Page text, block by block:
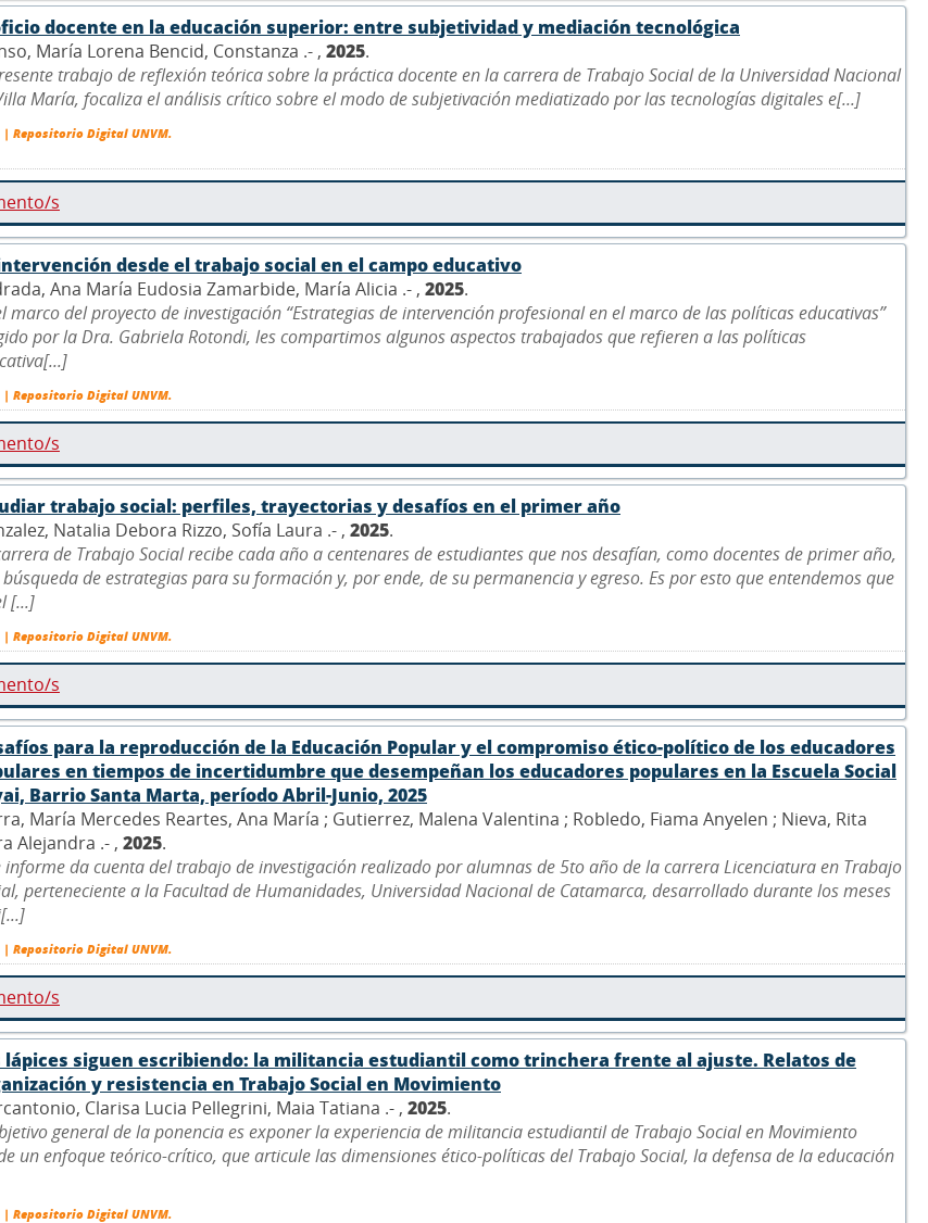
docente en la educación superior: entre subjetividad y mediación tecnológica
María Lorena Bencid, Constanza .- , 2025.
trabajo de reflexión teórica sobre la práctica docente en la carrera de Trabajo Social de la Universidad Nacional
María, focaliza el análisis crítico sobre el modo de subjetivación mediatizado por las tecnologías digitales e[...]
| Repositorio Digital UNVM.
s
desde el trabajo social en el campo educativo
Ana María Eudosia Zamarbide, María Alicia .- , 2025.
marco del proyecto de investigación “Estrategias de intervención profesional en el marco de las políticas educativas”
por la Dra. Gabriela Rotondi, les compartimos algunos aspectos trabajados que refieren a las políticas
| Repositorio Digital UNVM.
s
trabajo social: perfiles, trayectorias y desafíos en el primer año
Natalia Debora Rizzo, Sofía Laura .- , 2025.
de Trabajo Social recibe cada año a centenares de estudiantes que nos desafían, como docentes de primer año,
de estrategias para su formación y, por ende, de su permanencia y egreso. Es por esto que entendemos que
[...]
| Repositorio Digital UNVM.
s
para la reproducción de la Educación Popular y el compromiso ético-político de los educadores
en tiempos de incertidumbre que desempeñan los educadores populares en la Escuela Social
Barrio Santa Marta, período Abril-Junio, 2025
María Mercedes Reartes, Ana María ; Gutierrez, Malena Valentina ; Robledo, Fiama Anyelen ; Nieva, Rita
Alejandra .- , 2025.
informe da cuenta del trabajo de investigación realizado por alumnas de 5to año de la carrera Licenciatura en Trabajo
perteneciente a la Facultad de Humanidades, Universidad Nacional de Catamarca, desarrollado durante los meses
| Repositorio Digital UNVM.
s
lápices siguen escribiendo: la militancia estudiantil como trinchera frente al ajuste. Relatos de
y resistencia en Trabajo Social en Movimiento
Clarisa Lucia Pellegrini, Maia Tatiana .- , 2025.
general de la ponencia es exponer la experiencia de militancia estudiantil de Trabajo Social en Movimiento
un enfoque teórico-crítico, que articule las dimensiones ético-políticas del Trabajo Social, la defensa de la educación
| Repositorio Digital UNVM.